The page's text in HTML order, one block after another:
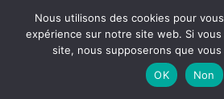
Mentions
Confidentialité
CGU Entreprises
Nous utilisons des cookies pour
expérience sur notre site web. Si
site, nous supposerons que
OK
Non